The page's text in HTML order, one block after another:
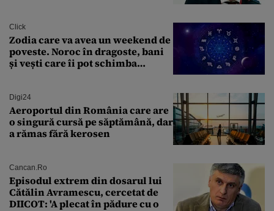
Click
Zodia care va avea un weekend de
poveste. Noroc în dragoste, bani
și vești care îi pot schimba
Digi24
Aeroportul din România care are
o singură cursă pe săptămână, dar
a rămas fără kerosen
Cancan.ro
Episodul extrem din dosarul lui
Cătălin Avramescu, cercetat de
DIICOT: 'A plecat în pădure cu o